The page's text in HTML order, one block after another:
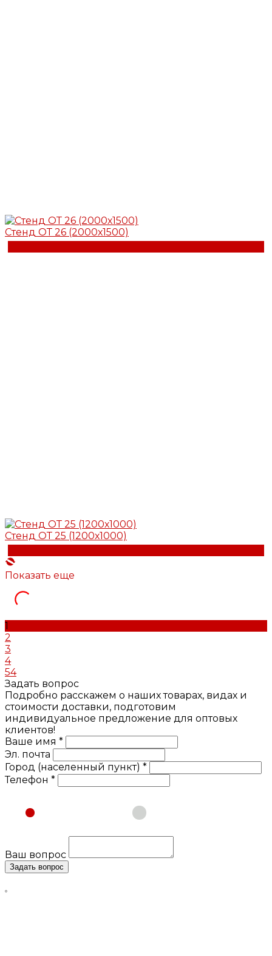
Стенд ОТ 26 (2000х1500)
Стенд ОТ 25 (1200х1000)
Показать еще
1
2
3
4
54
Задать вопрос
Подробно расскажем о наших товарах, видах и
стоимости доставки, подготовим
индивидуальное предложение для оптовых
клиентов!
Ваше имя *
Эл. почта
Город (населенный пункт) *
Телефон *
Юридическое лицо
Ваш вопрос
Задать вопрос